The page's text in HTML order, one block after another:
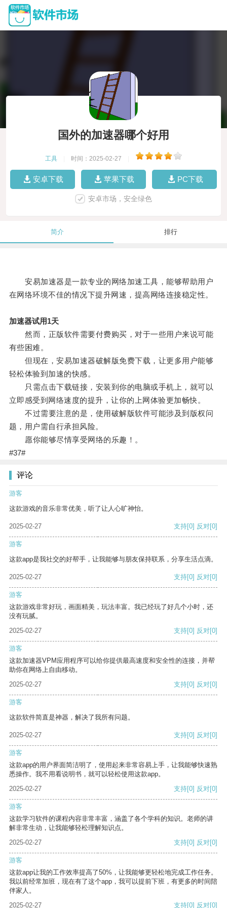
国外的加速器哪个好用
工具 时间：2025-02-27
安卓下载 苹果下载 PC下载
安卓市场，安全绿色
简介 排行
安易加速器是一款专业的网络加速工具，能够帮助用户
在网络环境不佳的情况下提升网速，提高网络连接稳定性。
加速器试用1天
然而，正版软件需要付费购买，对于一些用户来说可能
有些困难。
但现在，安易加速器破解版免费下载，让更多用户能够
轻松体验到加速的快感。
只需点击下载链接，安装到你的电脑或手机上，就可以
立即感受到网络速度的提升，让你的上网体验更加畅快。
不过需要注意的是，使用破解版软件可能涉及到版权问
题，用户需自行承担风险。
愿你能够尽情享受网络的乐趣！。
#37#
评论
游客
这款游戏的音乐非常优美，听了让人心旷神怡。
2025-02-27 支持[0] 反对[0]
游客
这款app是我社交的好帮手，让我能够与朋友保持联系，分享生活点滴。
2025-02-27 支持[0] 反对[0]
游客
这款游戏非常好玩，画面精美，玩法丰富。我已经玩了好几个小时，还
没有玩腻。
2025-02-27
支持[0] 反对[0]
游客
这款加速器VPM应用程序可以给你提供最高速度和安全性的连接，并帮
助你在网络上自由移动。
2025-02-27
支持[0] 反对[0]
游客
这款软件简直是神器，解决了我所有问题。
2025-02-27 支持[0] 反对[0]
游客
这款app的用户界面简洁明了，使用起来非常容易上手，让我能够快速熟
悉操作。我不用看说明书，就可以轻松使用这款app。
2025-02-27
支持[0] 反对[0]
游客
这款学习软件的课程内容非常丰富，涵盖了各个学科的知识。老师的讲
解非常生动，让我能够轻松理解知识点。
2025-02-27
支持[0] 反对[0]
游客
这款app让我的工作效率提高了50%，让我能够更轻松地完成工作任务。
我以前经常加班，现在有了这个app，我可以提前下班，有更多的时间陪
伴家人。
2025-02-27
支持[0] 反对[0]